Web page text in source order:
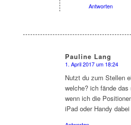
Antworten
Pauline Lang
sagte:
1. April 2017 um 18:24
Nutzt du zum Stellen
welche? ich fände
wenn ich die
iPad oder Handy